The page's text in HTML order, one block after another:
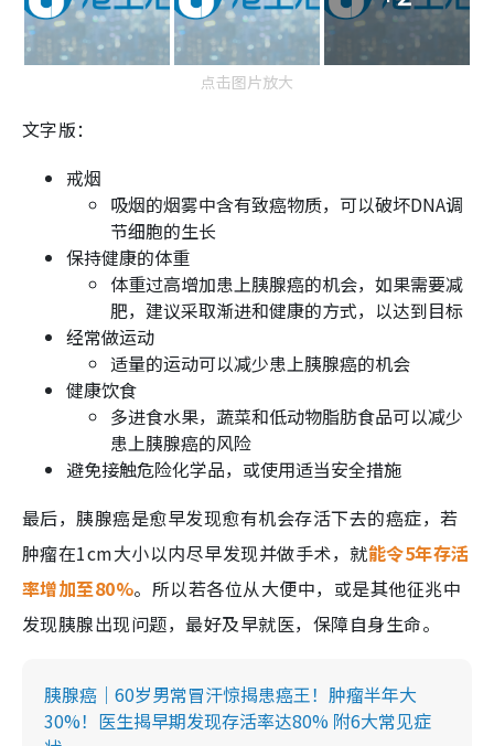
点击图片放大
文字版：
戒烟
吸烟的烟雾中含有致癌物质，可以破坏DNA调
节细胞的生长
保持健康的体重
体重过高增加患上胰腺癌的机会，如果需要减
肥，建议采取渐进和健康的方式，以达到目标
经常做运动
适量的运动可以减少患上胰腺癌的机会
健康饮食
多进食水果，蔬菜和低动物脂肪食品可以减少
患上胰腺癌的风险
避免接触危险化学品，或使用适当安全措施
最后，胰腺癌是愈早发现愈有机会存活下去的癌症，若
肿瘤在1cm大小以内尽早发现并做手术，就能令5年存活
率增加至80%。所以若各位从大便中，或是其他征兆中
发现胰腺出现问题，最好及早就医，保障自身生命。
胰腺癌｜60岁男常冒汗惊揭患癌王！肿瘤半年大
30%！医生揭早期发现存活率达80% 附6大常见症